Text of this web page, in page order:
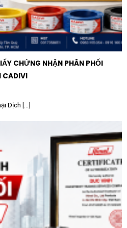
CHỨNG NHẬN PHÂN PHỐI
CADIVI
Dịch [...]